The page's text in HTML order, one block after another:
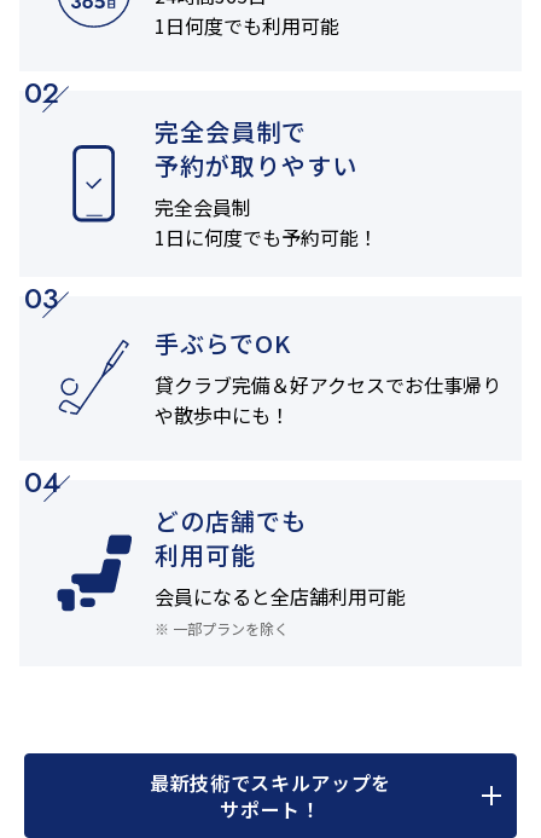
1日何度でも利用可能
02
完全会員制で
予約が取りやすい
完全会員制
1日に何度でも予約可能！
03
手ぶらでOK
貸クラブ完備＆好アクセスでお仕事帰り
や散歩中にも！
04
どの店舗でも
利用可能
会員になると全店舗利用可能
※ 一部プランを除く
最新技術でスキルアップを
サポート！